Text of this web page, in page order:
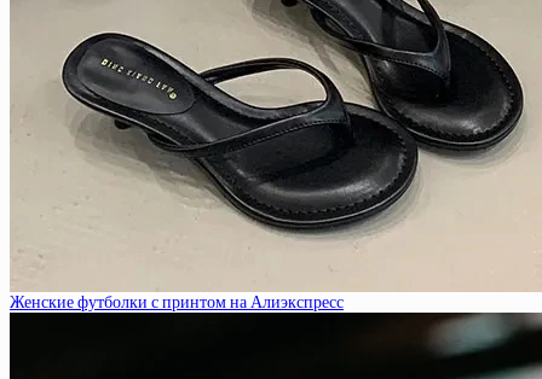
Женские футболки с принтом на Алиэкспресс